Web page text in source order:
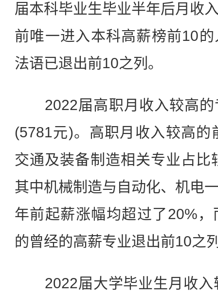
届本科毕业生毕业半年后月收
前唯一进入本科高薪榜前10
法语已退出前10之列。
2022届高职月收入较高的
(5781元)。高职月收入较高的
交通及装备制造相关专业占比
其中机械制造与自动化、机电
年前起薪涨幅均超过了20%
的曾经的高薪专业退出前10之
2022届大学毕业生月收入